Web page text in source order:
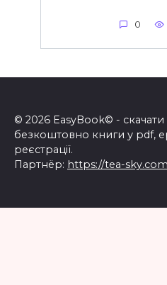
0
© 2026 EasyBook© - скачати
безкоштовно книги у pdf,
реєстрації.
Партнёр: https://tea-